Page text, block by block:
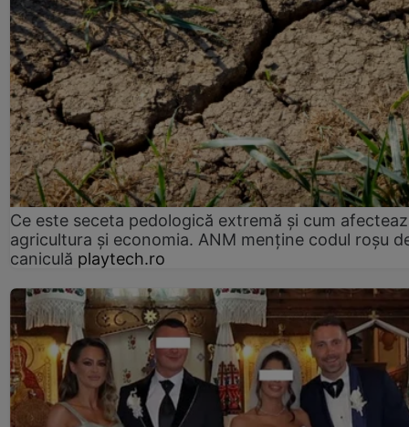
Ce este seceta pedologică extremă și cum
agricultura și economia. ANM menține codul roșu
caniculă playtech.ro